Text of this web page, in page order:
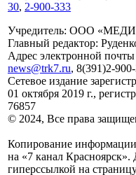
30, 2-900-333
Учредитель: ООО
Главный редактор:
Адрес электронной
news@trk7.ru, 8(391)2-
Сетевое издание
01 октября 2019 г.,
76857
© 2024, Все права
Копирование информации
на «7 канал
гиперссылкой на